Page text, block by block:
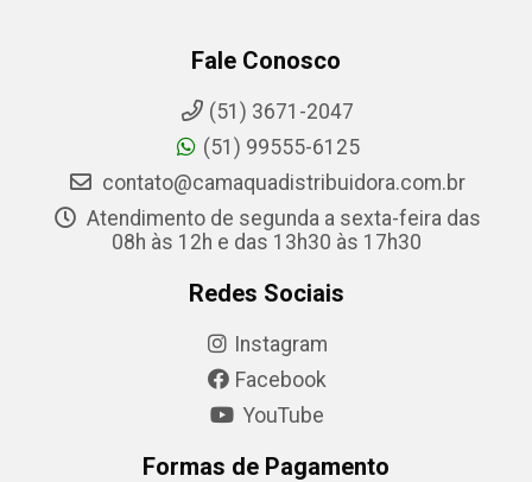
Fale Conosco
(51) 3671-2047
(51) 99555-6125
contato@camaquadistribuidora.com.br
Atendimento de segunda a sexta-feira das
08h às 12h e das 13h30 às 17h30
Redes Sociais
Instagram
Facebook
YouTube
Formas de Pagamento